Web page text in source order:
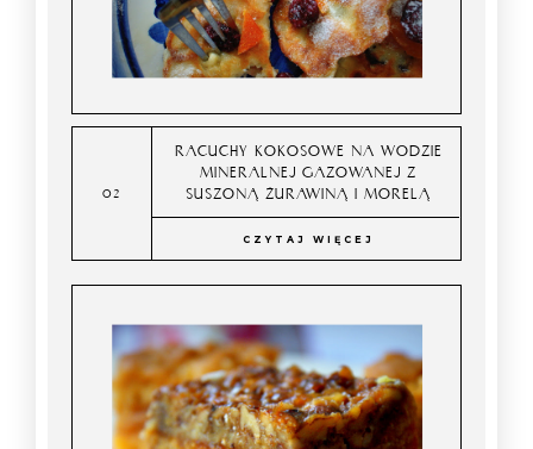
RACUCHY KOKOSOWE NA WODZIE
MINERALNEJ GAZOWANEJ Z
SUSZONĄ ŻURAWINĄ I MORELĄ
CZYTAJ WIĘCEJ